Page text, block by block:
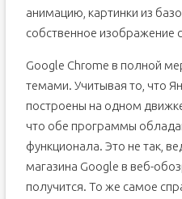
анимацию, картинки из
собственное изображение
Google Chrome в полной
темами. Учитывая то, что
построены на одном
что обе программы
функционала. Это не так,
магазина Google в веб-
получится. То же самое